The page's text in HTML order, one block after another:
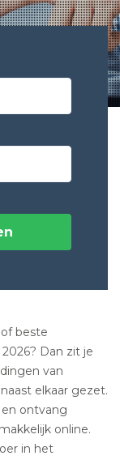
beste
Dan zit je
van
elkaar gezet.
ontvang
online.
in het